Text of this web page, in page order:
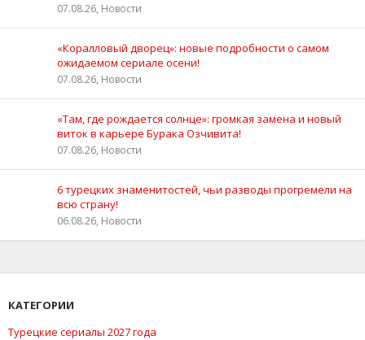
07.08.26, Новости
«Коралловый дворец»: новые подробности о самом
ожидаемом сериале осени!
07.08.26, Новости
«Там, где рождается солнце»: громкая замена и новый
виток в карьере Бурака Озчивита!
07.08.26, Новости
6 турецких знаменитостей, чьи разводы прогремели на
всю страну!
06.08.26, Новости
КАТЕГОРИИ
Турецкие сериалы 2027 года